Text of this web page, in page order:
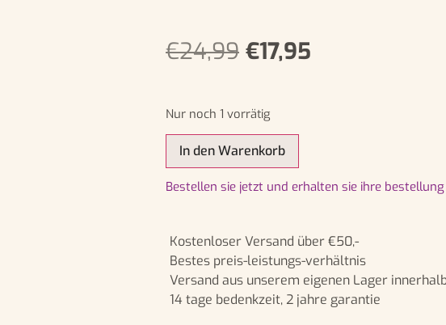
€24,99 €17,95
Nur noch 1 vorrätig
In den Warenkorb
bestellen sie jetzt und erhalten sie ihre bestellung
Kostenloser Versand über €50,-
Bestes preis-leistungs-verhältnis
Versand aus unserem eigenen Lager
14 tage bedenkzeit, 2 jahre garantie